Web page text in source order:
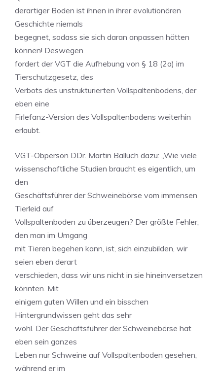
derartiger Boden ist ihnen in ihrer evolutionären
Geschichte niemals
begegnet, sodass sie sich daran anpassen hätten
können! Deswegen
fordert der VGT die Aufhebung von § 18 (2a) im
Tierschutzgesetz, des
Verbots des unstrukturierten Vollspaltenbodens, der
eben eine
Firlefanz-Version des Vollspaltenbodens weiterhin
erlaubt.
VGT-Obperson DDr. Martin Balluch dazu: „Wie viele
wissenschaftliche Studien braucht es eigentlich, um
den
Geschäftsführer der Schweinebörse vom immensen
Tierleid auf
Vollspaltenboden zu überzeugen? Der größte Fehler,
den man im Umgang
mit Tieren begehen kann, ist, sich einzubilden, wir
seien eben derart
verschieden, dass wir uns nicht in sie hineinversetzen
könnten. Mit
einigem guten Willen und ein bisschen
Hintergrundwissen geht das sehr
wohl. Der Geschäftsführer der Schweinebörse hat
eben sein ganzes
Leben nur Schweine auf Vollspaltenboden gesehen,
während er im